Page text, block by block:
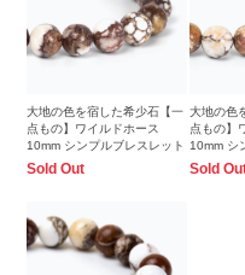
大地の色を宿した希少石【一
点もの】ワイルドホース
10mm シンプルブレスレット
Sold Out
大地の色
点もの】
10mm シ
Sold